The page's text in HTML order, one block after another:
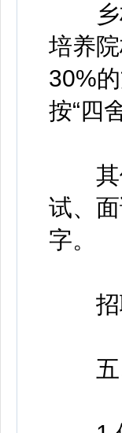
乡村
培养
30%
按“四
其他
试、
字。
招聘
五